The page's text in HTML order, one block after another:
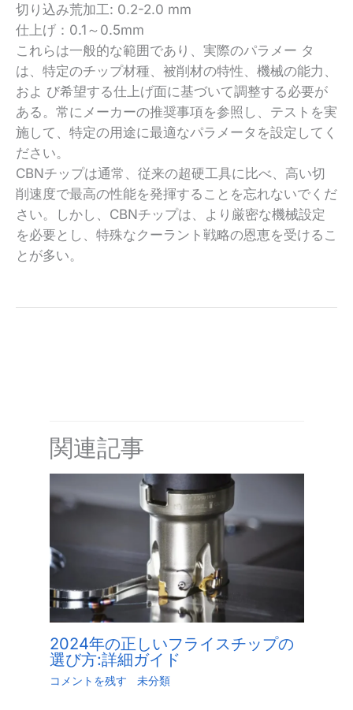
切り込み荒加工: 0.2-2.0 mm
仕上げ：0.1～0.5mm
これらは一般的な範囲であり、実際のパラメー タ
は、特定のチップ材種、被削材の特性、機械の能力、
およ び希望する仕上げ面に基づいて調整する必要が
ある。常にメーカーの推奨事項を参照し、テストを実
施して、特定の用途に最適なパラメータを設定してく
ださい。
CBNチップは通常、従来の超硬工具に比べ、高い切
削速度で最高の性能を発揮することを忘れないでくだ
さい。しかし、CBNチップは、より厳密な機械設定
を必要とし、特殊なクーラント戦略の恩恵を受けるこ
とが多い。
関連記事
2024年の正しいフライスチップの
選び方:詳細ガイド
コメントを残す 未分類/ による